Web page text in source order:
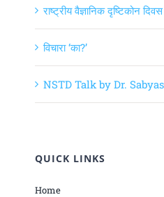
राष्ट्रीय वैज्ञानिक दृष्टिकोन
विचारा ‘का?’
NSTD Talk by Dr.
QUICK LINKS
Home